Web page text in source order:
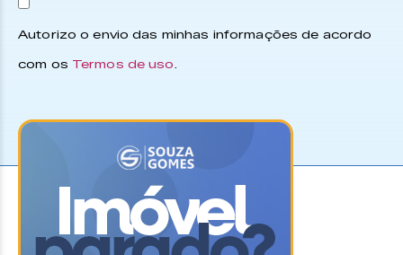
Autorizo o envio das minhas informações de acordo
com os Termos de uso